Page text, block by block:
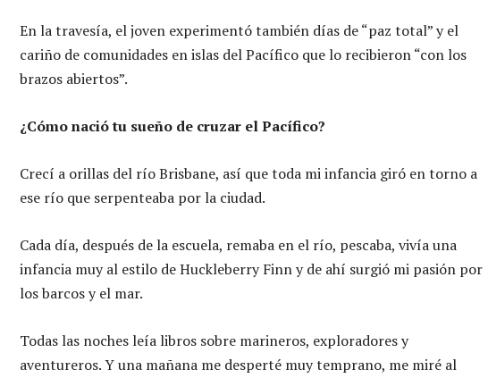
En la travesía, el joven experimentó también días de “paz total” y el
cariño de comunidades en islas del Pacífico que lo recibieron “con los
brazos abiertos”.
¿Cómo nació tu sueño de cruzar el Pacífico?
Crecí a orillas del río Brisbane, así que toda mi infancia giró en torno a
ese río que serpenteaba por la ciudad.
Cada día, después de la escuela, remaba en el río, pescaba, vivía una
infancia muy al estilo de Huckleberry Finn y de ahí surgió mi pasión por
los barcos y el mar.
Todas las noches leía libros sobre marineros, exploradores y
aventureros. Y una mañana me desperté muy temprano, me miré al